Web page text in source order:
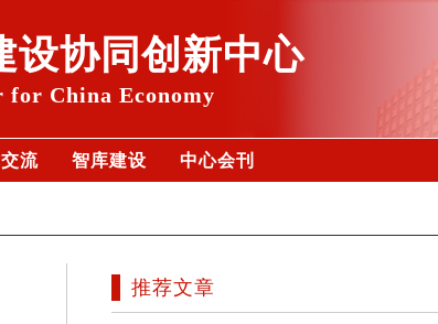
设协同创新中心
China Economy
流 智库建设 中心会刊
推荐文章